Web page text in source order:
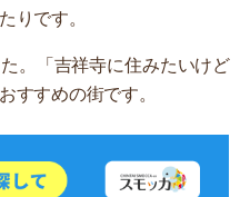
りです。
。「吉祥寺に住みたいけど
すすめの街です。